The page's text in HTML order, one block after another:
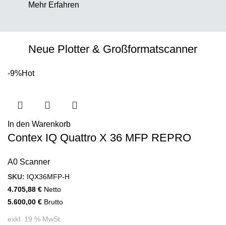
Mehr Erfahren
Neue Plotter & Großformatscanner
-9%Hot
In den Warenkorb
Contex IQ Quattro X 36 MFP REPRO
A0 Scanner
SKU: IQX36MFP-H
4.705,88 € Netto
5.600,00 € Brutto
exkl. 19 % MwSt.